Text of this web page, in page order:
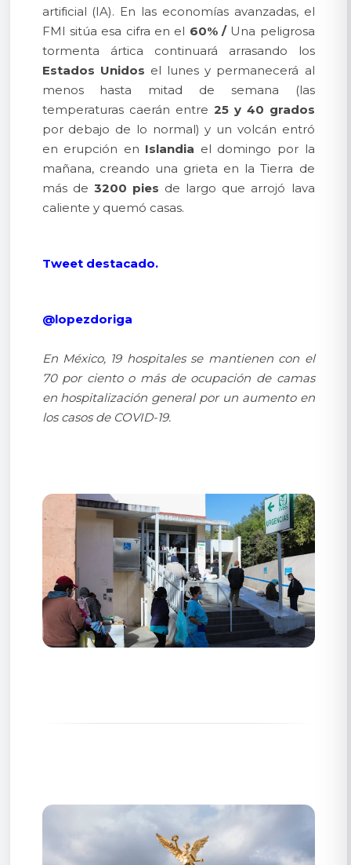
artificial (IA). En las economías avanzadas, el
FMI sitúa esa cifra en el 60% /Una peligrosa
tormenta ártica continuará arrasando los
Estados Unidos el lunes y permanecerá al
menos hasta mitad de semana (las
temperaturas caerán entre 25 y 40 grados
por debajo de lo normal) y un volcán entró
en erupción en Islandia el domingo por la
mañana, creando una grieta en la Tierra de
más de 3200 pies de largo que arrojó lava
caliente y quemó casas.
Tweet destacado.
@lopezdoriga
En México, 19 hospitales se mantienen con el
70 por ciento o más de ocupación de camas
en hospitalización general por un aumento en
los casos de COVID-19.